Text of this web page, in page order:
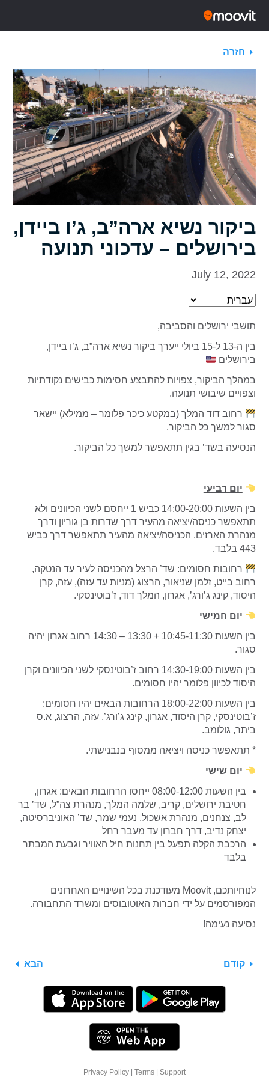
חזרה
ביקור נשיא ארה”ב, ג’ו ביידן,
בירושלים – עדכוני תנועה
July 12, 2022
תושבי ירושלים והסביבה,
בין ה-13 ל-15 ביולי ייערך ביקור נשיא ארה”ב, ג’ו ביידן,
בירושלים
במהלך הביקור, צפויות להתבצע חסימות כבישים נקודתיות
וצפויים שיבושי תנועה.
רחוב דוד המלך (במקטע כיכר פלומר – ממילא) יישאר
סגור למשך כל הביקור.
הנסיעה בשד’ בגין תתאפשר למשך כל הביקור.
יום רביעי
בין השעות 14:00-20:00 כביש 1 ייחסם לשני הכיוונים ולא
תתאפשר כניסה/יציאה מהעיר דרך שדרות בן גוריון ודרך
מנהרת הארזים. הכניסה/יציאה מהעיר תתאפשר דרך כביש
443 בלבד.
רחובות חסומים: שד’ הרצל מהכניסה לעיר עד הנטקה,
רחוב בייט, זלמן שניאור, הרצוג (מניות עד עזה), עזה, קרן
היסוד, קינג ג’ורג’, אגרון, המלך דוד, ז’בוטינסקי.
יום חמישי
בין השעות 10:45-11:30 + 13:30 – 14:30 רחוב אגרון יהיה
סגור.
בין השעות 14:30-19:00 רחוב ז’בוטינסקי לשני הכיוונים וקרן
היסוד לכיוון פלומר יהיו חסומים.
בין השעות 18:00-22:00 הרחובות הבאים יהיו חסומים:
ז’בוטינסקי, קרן היסוד, אגרון, קינג ג’ורג’, עזה, הרצוג, א.ס
ביתר, גולומב.
* תתאפשר כניסה ויציאה ממסוף בנבנישתי.
יום שישי
בין השעות 08:00-12:00 ייחסו הרחובות הבאים: אגרון,
חטיבת ירושלים, קריב, שלמה המלך, מנהרת צה”ל, שד’ בר
לב, צנחנים, מנהרת אשכול, נעמי שמר, שד’ האוניברסיטה,
יצחק נדיב, דרך חברון עד מעבר רחל
הרכבת הקלה תפעל בין תחנות חיל האוויר וגבעת המבתר
בלבד
לנוחיותכם, Moovit מעודכנת בכל השינויים האחרונים
המפורסמים על ידי חברות האוטובוסים ומשרד התחבורה.
נסיעה נעימה!
קודם הבא
Privacy Policy Terms Support